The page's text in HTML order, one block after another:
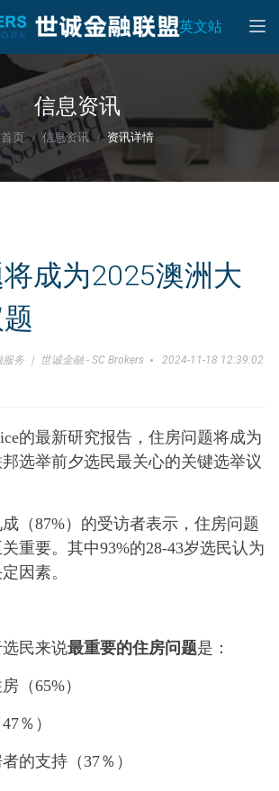
英文站
信息资讯
首页 信息资讯 资讯详情
成为2025澳洲大
务 ｜ 世诚金融 - SC Brokers
2024-11-18 12:39:02
的最新研究报告，住房问题将成为
选举前夕选民最关心的关键选举议
（87%）的受访者表示，住房问题
重要。其中93%的28-43岁选民认为
因素。
民来说最重要的住房问题是：
（65%）
％）
的支持（37％）